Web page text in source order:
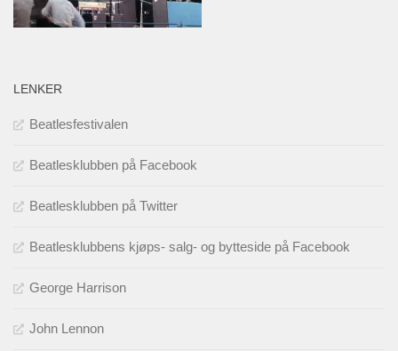
LENKER
Beatlesfestivalen
Beatlesklubben på Facebook
Beatlesklubben på Twitter
Beatlesklubbens kjøps- salg- og bytteside på Facebook
George Harrison
John Lennon